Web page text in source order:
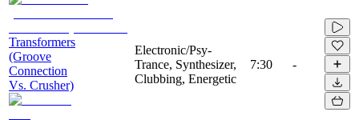
Transformers
(Groove
Connection
Vs. Crusher)
Electronic/Psy-
Trance, Synthesizer,
Clubbing, Energetic
7:30 -